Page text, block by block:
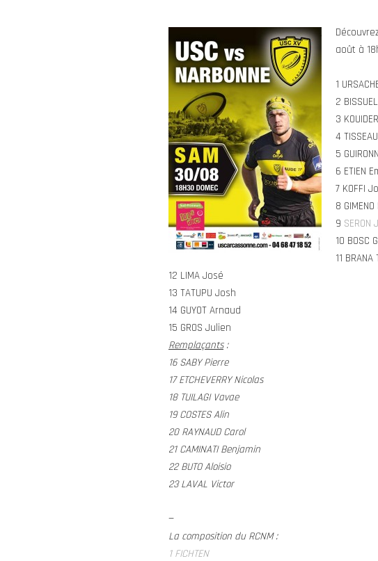
août à
1
2
3
4
5
6 ETIEN
7 KOFFI
8
9 SERON
10 BOSC
11
12 LIMA José
13 TATUPU Josh
14 GUYOT Arnaud
15 GROS Julien
Remplaçants:
16 SABY Pierre
17 ETCHEVERRY Nicolas
18 TUILAGI Vavae
19 COSTES Alin
20 RAYNAUD Carol
21 CAMINATI Benjamin
22 BUTO Aloisio
23 LAVAL Victor
—
La composition du RCNM :
1 FICHTEN